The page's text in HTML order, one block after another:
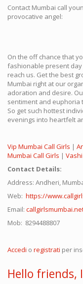
Contact Mumbai call
provocative angel:
On the off chance that
fashionable present
reach us. Get the best
Mumbai right at our
adoration and desire.
sentiment and euphoria
So get such hottest
evenings into heartfelt
Vip Mumbai Call Girls |
Mumbai Call Girls |
Contact Details:
Address: Andheri,
Web: https://
Email:
Mob: 8294488807
Accedi o registrati per
Hello friends,